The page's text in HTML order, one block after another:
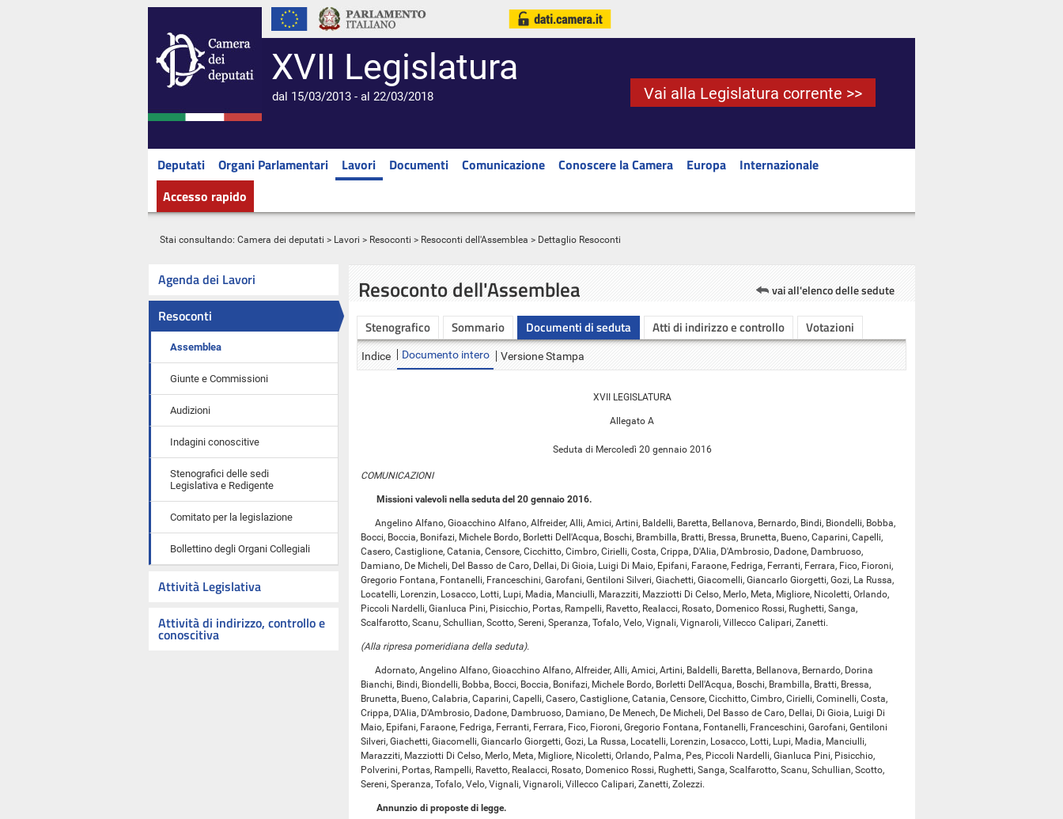
XVII Legislatura
dal 15/03/2013 - al 22/03/2018 Vai alla Legislatura corrente >>
Deputati Organi Parlamentari Lavori Documenti Comunicazione Conoscere la Camera Europa
Internazionale
Accesso rapido
Stai consultando: Camera dei deputati > Lavori > Resoconti > Resoconti dell'Assemblea > Dettaglio Resoconti
Agenda dei Lavori
Resoconti
Assemblea
Giunte e Commissioni
Audizioni
Indagini conoscitive
Stenografici delle sedi
Legislativa e Redigente
Comitato per la legislazione
Bollettino degli Organi Collegiali
Attività Legislativa
Attività di indirizzo, controllo e
conoscitiva
Resoconto dell'Assemblea vai all'elenco delle sedute
Stenografico Sommario Documenti di seduta Atti di indirizzo e controllo Votazioni
Indice Documento intero Versione Stampa
XVII LEGISLATURA
Allegato A
Seduta di Mercoledì 20 gennaio 2016
COMUNICAZIONI
Missioni valevoli nella seduta del 20 gennaio 2016.
Angelino Alfano, Gioacchino Alfano, Alfreider, Alli, Amici, Artini, Baldelli, Baretta, Bellanova, Bernardo, Bindi, Biondelli, Bobba,
Bocci, Boccia, Bonifazi, Michele Bordo, Borletti Dell'Acqua, Boschi, Brambilla, Bratti, Bressa, Brunetta, Bueno, Caparini, Capelli,
Casero, Castiglione, Catania, Censore, Cicchitto, Cimbro, Cirielli, Costa, Crippa, D'Alia, D'Ambrosio, Dadone, Dambruoso,
Damiano, De Micheli, Del Basso de Caro, Dellai, Di Gioia, Luigi Di Maio, Epifani, Faraone, Fedriga, Ferranti, Ferrara, Fico, Fioroni,
Gregorio Fontana, Fontanelli, Franceschini, Garofani, Gentiloni Silveri, Giachetti, Giacomelli, Giancarlo Giorgetti, Gozi, La Russa,
Locatelli, Lorenzin, Losacco, Lotti, Lupi, Madia, Manciulli, Marazziti, Mazziotti Di Celso, Merlo, Meta, Migliore, Nicoletti, Orlando,
Piccoli Nardelli, Gianluca Pini, Pisicchio, Portas, Rampelli, Ravetto, Realacci, Rosato, Domenico Rossi, Rughetti, Sanga,
Scalfarotto, Scanu, Schullian, Scotto, Sereni, Speranza, Tofalo, Velo, Vignali, Vignaroli, Villecco Calipari, Zanetti.
(Alla ripresa pomeridiana della seduta).
Adornato, Angelino Alfano, Gioacchino Alfano, Alfreider, Alli, Amici, Artini, Baldelli, Baretta, Bellanova, Bernardo, Dorina
Bianchi, Bindi, Biondelli, Bobba, Bocci, Boccia, Bonifazi, Michele Bordo, Borletti Dell'Acqua, Boschi, Brambilla, Bratti, Bressa,
Brunetta, Bueno, Calabria, Caparini, Capelli, Casero, Castiglione, Catania, Censore, Cicchitto, Cimbro, Cirielli, Cominelli, Costa,
Crippa, D'Alia, D'Ambrosio, Dadone, Dambruoso, Damiano, De Menech, De Micheli, Del Basso de Caro, Dellai, Di Gioia, Luigi Di
Maio, Epifani, Faraone, Fedriga, Ferranti, Ferrara, Fico, Fioroni, Gregorio Fontana, Fontanelli, Franceschini, Garofani, Gentiloni
Silveri, Giachetti, Giacomelli, Giancarlo Giorgetti, Gozi, La Russa, Locatelli, Lorenzin, Losacco, Lotti, Lupi, Madia, Manciulli,
Marazziti, Mazziotti Di Celso, Merlo, Meta, Migliore, Nicoletti, Orlando, Palma, Pes, Piccoli Nardelli, Gianluca Pini, Pisicchio,
Polverini, Portas, Rampelli, Ravetto, Realacci, Rosato, Domenico Rossi, Rughetti, Sanga, Scalfarotto, Scanu, Schullian, Scotto,
Sereni, Speranza, Tofalo, Velo, Vignali, Vignaroli, Villecco Calipari, Zanetti, Zolezzi.
Annunzio di proposte di legge.